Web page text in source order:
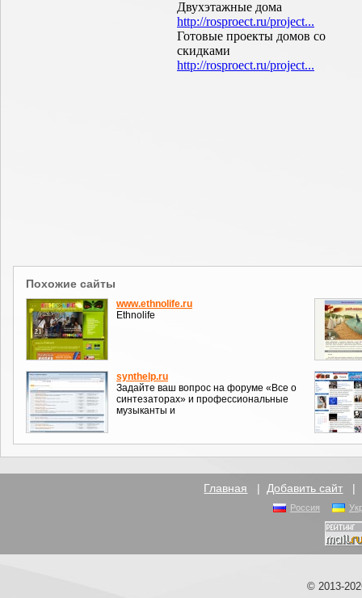
Похожие сайты
www.ethnolife.ru
Ethnolife
synthelp.ru
Задайте ваш вопрос на форуме «Все о
синтезаторах» и профессиональные
музыканты и
Главная | Добавить сайт |
Россия
© 2013-